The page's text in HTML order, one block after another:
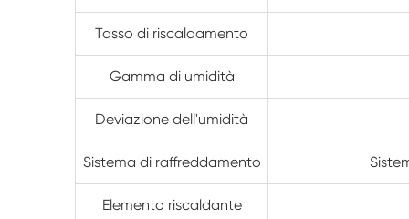
Tasso di riscaldamento
Gamma di umidità
Deviazione dell'umidità
Sistema di raffreddamento
Elemento riscaldante